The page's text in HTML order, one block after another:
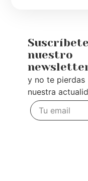
nuestro
y no te pierdas
nuestra